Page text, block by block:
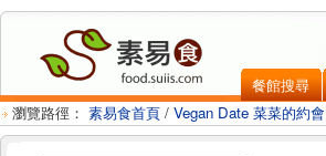
餐館搜尋
瀏覽路徑： 素易食首頁 / Vegan Date 菜菜的約會